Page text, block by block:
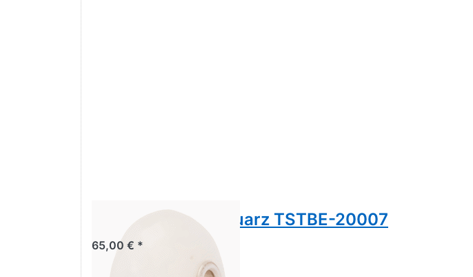
Trollbeads Milchquarz TSTBE-20007
65,00 € *